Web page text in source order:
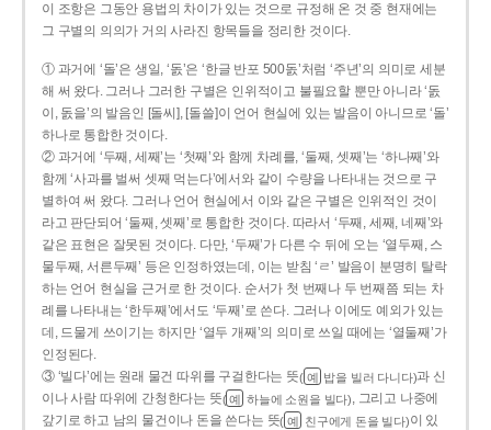
이 조항은 그동안 용법의 차이가 있는 것으로 규정해 온 것 중 현재에는
그 구별의 의의가 거의 사라진 항목들을 정리한 것이다.
① 과거에 ‘돌’은 생일, ‘돐’은 ‘한글 반포 500돐’처럼 ‘주년’의 의미로 세분
해 써 왔다. 그러나 그러한 구별은 인위적이고 불필요할 뿐만 아니라 ‘돐
이, 돐을’의 발음인 [돌씨], [돌쓸]이 언어 현실에 있는 발음이 아니므로 ‘돌’
하나로 통합한 것이다.
② 과거에 ‘두째, 세째’는 ‘첫째’와 함께 차례를, ‘둘째, 셋째’는 ‘하나째’와
함께 ‘사과를 벌써 셋째 먹는다’에서와 같이 수량을 나타내는 것으로 구
별하여 써 왔다. 그러나 언어 현실에서 이와 같은 구별은 인위적인 것이
라고 판단되어 ‘둘째, 셋째’로 통합한 것이다. 따라서 ‘두째, 세째, 네째’와
같은 표현은 잘못된 것이다. 다만, ‘두째’가 다른 수 뒤에 오는 ‘열두째, 스
물두째, 서른두째’ 등은 인정하였는데, 이는 받침 ‘ㄹ’ 발음이 분명히 탈락
하는 언어 현실을 근거로 한 것이다. 순서가 첫 번째나 두 번째쯤 되는 차
례를 나타내는 ‘한두째’에서도 ‘두째’로 쓴다. 그러나 이에도 예외가 있는
데, 드물게 쓰이기는 하지만 ‘열두 개째’의 의미로 쓰일 때에는 ‘열둘째’가
인정된다.
③ ‘빌다’에는 원래 물건 따위를 구걸한다는 뜻( 예 밥을 빌러 다니다)과 신
이나 사람 따위에 간청한다는 뜻( 예 하늘에 소원을 빌다), 그리고 나중에
갚기로 하고 남의 물건이나 돈을 쓴다는 뜻( 예 친구에게 돈을 빌다)이 있